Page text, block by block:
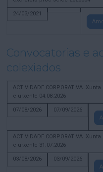
24/03/2021
Convocatorias e
colexiados
ACTIVIDADE CORPORATIVA.
e urxente 04.08.2026
07/08/2026
07/09/2026
ACTIVIDADE CORPORATIVA.
e urxente 31.07.2026
03/08/2026
03/09/2026